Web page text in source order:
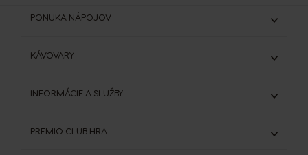
PONUKA NÁPOJOV
Lungo & Grande
Čokoládové nápoje
Výhodná balenia
KÁVOVARY
Genio S Plus
INFORMÁCIE A SLUŽBY
DOLCE GUSTO SYSTÉM
PREMIO CLUB HRA